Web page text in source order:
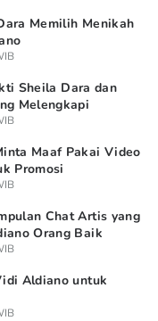
Memilih Menikah
Sheila Dara dan
Melengkapi
Maaf Pakai Video
Promosi
Chat Artis yang
Orang Baik
Aldiano untuk